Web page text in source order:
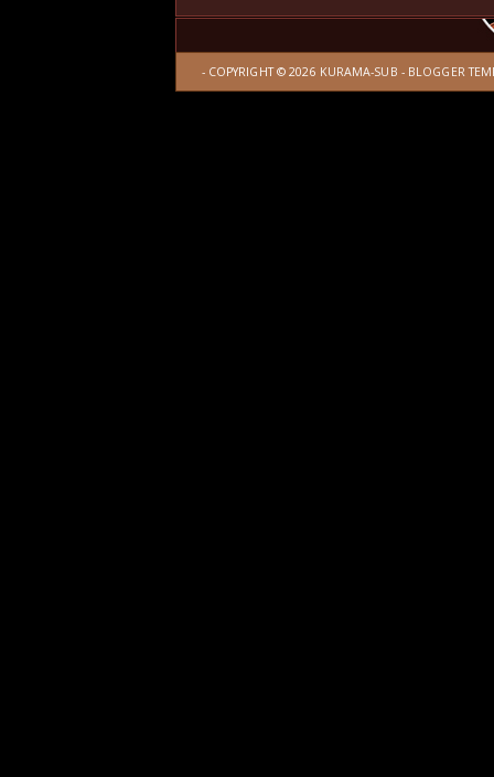
- COPYRIGHT ©2026 KURAMA-SUB - BLOGGER